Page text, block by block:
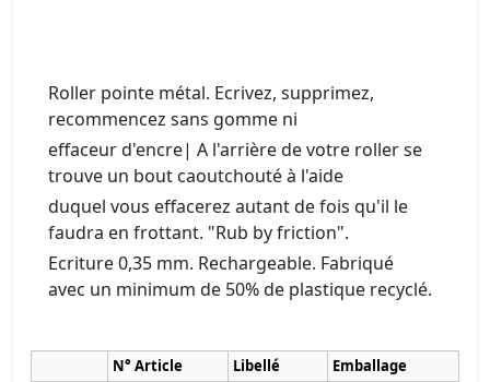
Roller pointe métal. Ecrivez, supprimez,
recommencez sans gomme ni
effaceur d'encre| A l'arrière de votre roller se
trouve un bout caoutchouté à l'aide
duquel vous effacerez autant de fois qu'il le
faudra en frottant. "Rub by friction".
Ecriture 0,35 mm. Rechargeable. Fabriqué
avec un minimum de 50% de plastique recyclé.
N° Article Libellé
Emballage